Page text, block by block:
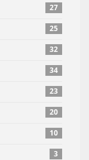
27
25
32
34
23
20
10
3